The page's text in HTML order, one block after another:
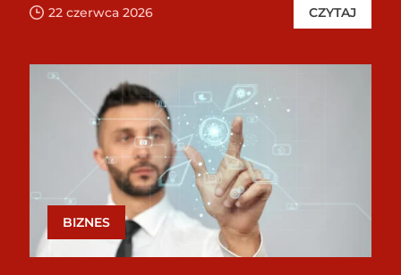
22 czerwca 2026 CZYTAJ
BIZNES